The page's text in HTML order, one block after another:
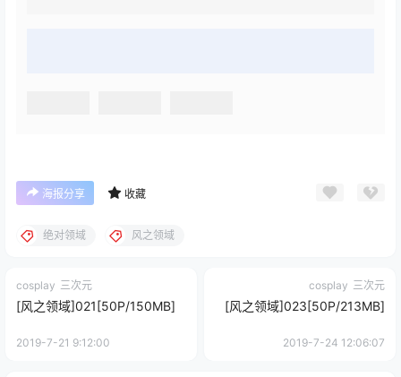
海报分享 收藏
绝对领域 风之领域
cosplay 三次元
[风之领域]021[50P/150MB]
2019-7-21 9:12:00
cosplay 三次元
[风之领域]023[50P/213MB]
2019-7-24 12:06:07